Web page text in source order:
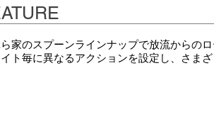
家のスプーンラインナップで放流からの
ト毎に異なるアクションを設定し、さま